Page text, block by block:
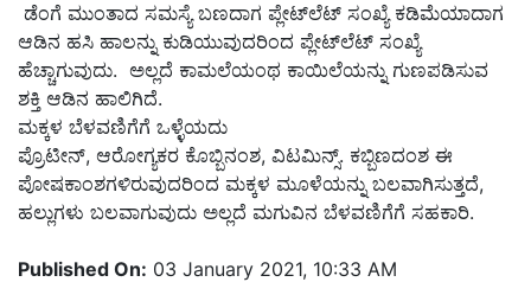
ಡೆಂಗೆ ಮುಂತಾದ ಸಮಸ್ಯೆ ಬಣದಾಗ ಪ್ಲೇಟ್‌ಲೆಟ್‌ ಸಂಖ್ಯೆ ಕಡಿಮೆಯಾದಾಗ
ಆಡಿನ ಹಸಿ ಹಾಲನ್ನು ಕುಡಿಯುವುದರಿಂದ ಪ್ಲೇಟ್‌ಲೆಟ್‌ ಸಂಖ್ಯೆ
ಹೆಚ್ಚಾಗುವುದು. ಅಲ್ಲದೆ ಕಾಮಲೆಯಂಥ ಕಾಯಿಲೆಯನ್ನು ಗುಣಪಡಿಸುವ
ಶಕ್ತಿ ಆಡಿನ ಹಾಲಿಗಿದೆ.
ಮಕ್ಕಳ ಬೆಳವಣಿಗೆಗೆ ಒಳ್ಳೆಯದು
ಪ್ರೊಟೀನ್‌, ಆರೋಗ್ಯಕರ ಕೊಬ್ಬಿನಂಶ, ವಿಟಮಿನ್ಸ್. ಕಬ್ಬಿಣದಂಶ ಈ
ಪೋಷಕಾಂಶಗಳಿರುವುದರಿಂದ ಮಕ್ಕಳ ಮೂಳೆಯನ್ನು ಬಲವಾಗಿಸುತ್ತದೆ,
ಹಲ್ಲುಗಳು ಬಲವಾಗುವುದು ಅಲ್ಲದೆ ಮಗುವಿನ ಬೆಳವಣಿಗೆಗೆ ಸಹಕಾರಿ.
Published On: 03 January 2021, 10:33 AM